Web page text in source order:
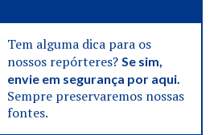
Tem alguma dica para os
nossos repórteres? Se sim,
envie em segurança por aqui.
Sempre preservaremos nossas
fontes.